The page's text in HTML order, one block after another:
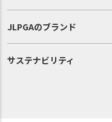
JLPGAのブランド
サステナビリティ